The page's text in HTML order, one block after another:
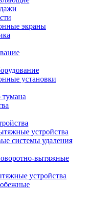
экраны
установки
устройства
системы удаления
вытяжные
устройства